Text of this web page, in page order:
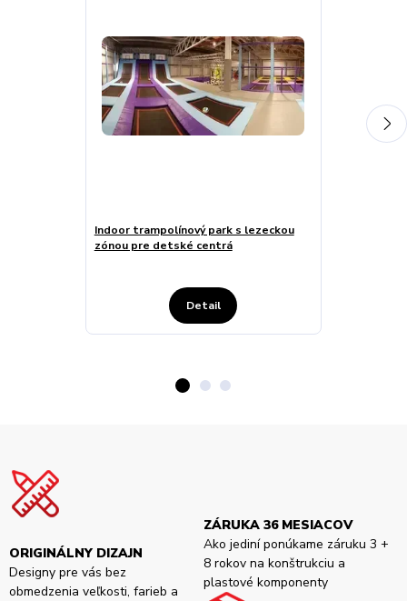
Indoor trampolínový park s lezeckou
zónou pre detské centrá
Detail
ORIGINÁLNY DIZAJN
Designy pre vás bez
obmedzenia veľkosti, farieb a
ZÁRUKA 36 MESIACOV
Ako jediní ponúkame záruku 3 +
8 rokov na konštrukciu a
plastové komponenty